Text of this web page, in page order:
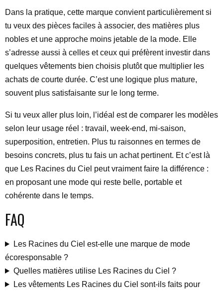
Dans la pratique, cette marque convient particulièrement si
tu veux des pièces faciles à associer, des matières plus
nobles et une approche moins jetable de la mode. Elle
s’adresse aussi à celles et ceux qui préfèrent investir dans
quelques vêtements bien choisis plutôt que multiplier les
achats de courte durée. C’est une logique plus mature,
souvent plus satisfaisante sur le long terme.
Si tu veux aller plus loin, l’idéal est de comparer les modèles
selon leur usage réel : travail, week-end, mi-saison,
superposition, entretien. Plus tu raisonnes en termes de
besoins concrets, plus tu fais un achat pertinent. Et c’est là
que Les Racines du Ciel peut vraiment faire la différence :
en proposant une mode qui reste belle, portable et
cohérente dans le temps.
FAQ
Les Racines du Ciel est-elle une marque de mode
écoresponsable ?
Quelles matières utilise Les Racines du Ciel ?
Les vêtements Les Racines du Ciel sont-ils faits pour